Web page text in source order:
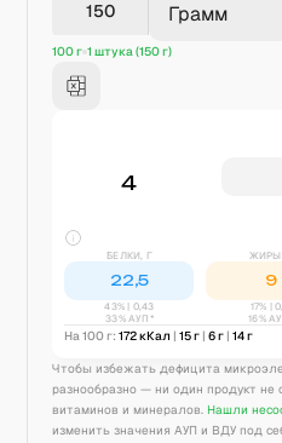
Грамм
100 г 1 штука (150 г)
4
БЕЛКИ, Г
22,5
43% | 0,43
33% АУП*
9
17% |
16%
На 100 г: 172кКал | 15г | 6г | 14г
Чтобы избежать дефицита
разнообразно — ни один продукт
витаминов и минералов. Нашли
изменить значения АУП и ВДУ под